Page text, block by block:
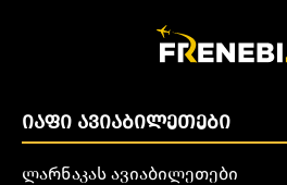
ᲘᲐᲤᲘ ᲐᲕᲘᲐᲑᲘᲚᲔᲗᲔᲑᲘ
ლარნაკას ავიაბილეთები